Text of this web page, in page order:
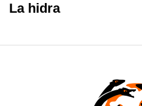
La hidra